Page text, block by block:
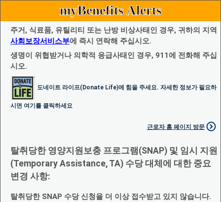
myBenefits Alerts
주거, 식료품, 유틸리티 또는 난방 비상사태인 경우, 귀하의 지역
사회보장서비스부에 즉시 연락해 주십시오.
생명이 위협받거나 의학적 응급사태인 경우, 911에 전화해 주십
시오.
도네이트 라이프(Donate Life)에 힘을 주세요. 자세한 정보가 필요하
시면 여기를 클릭하세요
근로자 홈 페이지 방문
탈취당한 영양지원보충 프로그램(SNAP) 및 임시 지원
(Temporary Assistance, TA) 수당 대체에 대한 중요
변경 사항:
탈취당한 SNAP 수당 신청을 더 이상 접수받고 있지 않습니다.